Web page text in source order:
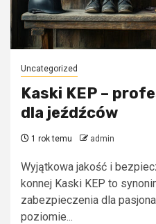
Uncategorized
Kaski KEP –
dla jeźdźców
1 rok temu admin
Wyjątkowa jakość i
konnej Kaski KEP to
zabezpieczenia dla
poziomie...